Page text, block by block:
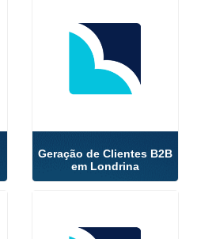
Geração de Clientes B2B
em Londrina